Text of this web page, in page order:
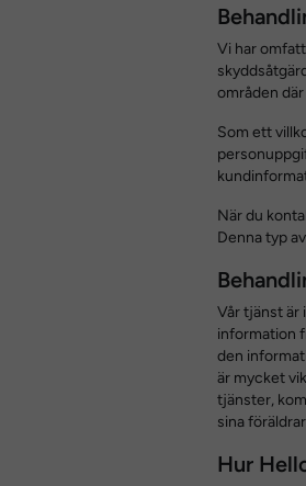
Vi har
områden
Som ett
När du
Denna typ
Vår tjänst är
information
den
är mycket
tjänster,
sina
Hur